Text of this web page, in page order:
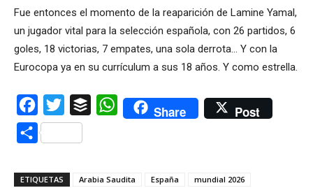
Fue entonces el momento de la reaparición de Lamine Yamal,
un jugador vital para la selección española, con 26 partidos, 6
goles, 18 victorias, 7 empates, una sola derrota… Y con la
Eurocopa ya en su currículum a sus 18 años. Y como estrella.
Facebook
Twitter Buffer WhatsAppShare Post
Compartir
ETIQUETAS Arabia Saudita España
mundial 2026